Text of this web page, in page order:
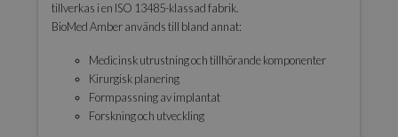
tillverkas i en ISO 13485-klassad fabrik.
BioMed Amber används till bland annat:
Medicinsk utrustning och tillhörande komponenter
Kirurgisk planering
Formpassning av implantat
Forskning och utveckling